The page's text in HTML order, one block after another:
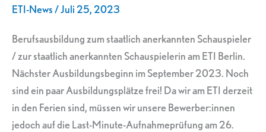
ETI-News/Juli 25, 2023
Berufsausbildung zum staatlich anerkannten Schauspieler
/ zur staatlich anerkannten Schauspielerin am ETI Berlin.
Nächster Ausbildungsbeginn im September 2023. Noch
sind ein paar Ausbildungsplätze frei! Da wir am ETI derzeit
in den Ferien sind, müssen wir unsere Bewerber:innen
jedoch auf die Last-Minute-Aufnahmeprüfung am 26.
Minute-
am
26.08.